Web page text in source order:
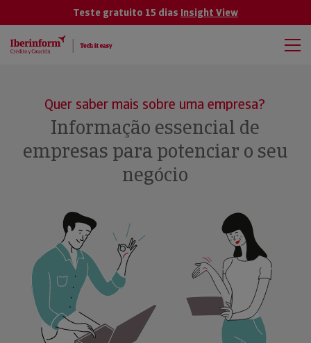
Teste gratuito 15 dias Insight View
Quer saber mais sobre uma empresa?
Informação essencial de
empresas para potenciar o seu
negócio